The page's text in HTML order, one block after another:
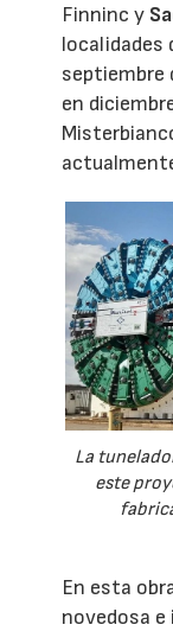
Finninc y
localidades
septiembre
en
La
este
En esta
novedosa e